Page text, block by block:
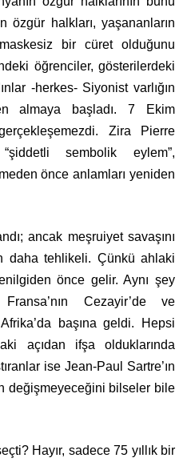
özgür halkları, yaşananların
bir cüret olduğunu
öğrenciler, gösterilerdeki
-herkes- Siyonist varlığın
almaya başladı. 7 Ekim
Zira Pierre
sembolik eylem”,
önce anlamları yeniden
ancak meşruiyet savaşını
daha tehlikeli. Çünkü ahlaki
önce gelir. Aynı şey
Fransa’nın Cezayir’de ve
başına geldi. Hepsi
açıdan ifşa olduklarında
ise Jean-Paul Sartre’ın
değişmeyeceğini bilseler bile
Hayır, sadece 75 yıllık bir